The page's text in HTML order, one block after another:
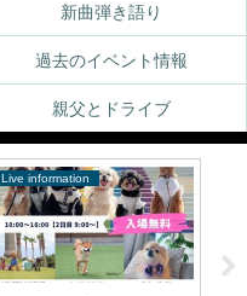
新曲弾き語り
過去のイベント情報
親父とドライブ
Live information